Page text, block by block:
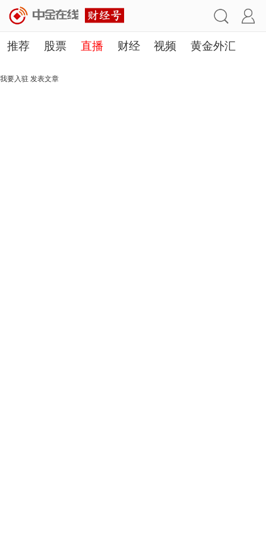
推荐 股票 直播 财经 视频 黄金外汇
理财 行业
我要入驻 发表文章